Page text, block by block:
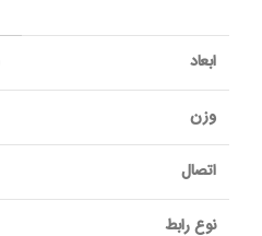
ابعاد
وزن
اتصال
نوع رابط